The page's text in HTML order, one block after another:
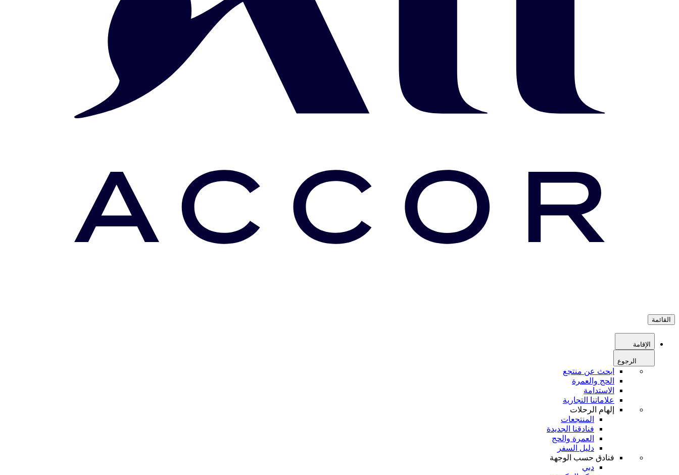
القائمة
الإقامة
الرجوع
ابحث عن منتجع
الحج والعمرة
الاستدامة
علاماتنا التجارية
إلهام الرحلات
المنتجعات
فنادقنا الجديدة
العمرة والحج
دليل السفر
فنادق حسب الوجهة
دبي